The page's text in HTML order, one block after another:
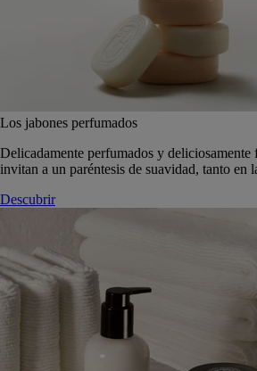
Los jabones perfumados
Delicadamente perfumados y deliciosamente
invitan a un paréntesis de suavidad, tanto en
Descubrir